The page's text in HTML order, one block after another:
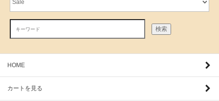
検索
HOME
カートを見る